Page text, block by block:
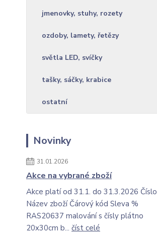
jmenovky, stuhy, rozety
ozdoby, lamety, řetězy
světla LED, svíčky
tašky, sáčky, krabice
ostatní
Novinky
31.01.2026
Akce na vybrané zboží
Akce platí od 31.1. do 31.3.2026 Číslo
Název zboží Čárový kód Sleva %
RAS20637 malování s čísly plátno
20x30cm b... číst celé